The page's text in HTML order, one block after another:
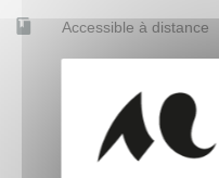
Accessible à distance